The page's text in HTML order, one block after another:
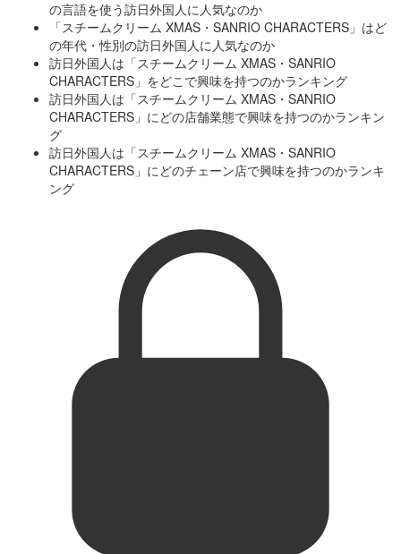
の言語を使う訪日外国人に人気なのか
「スチームクリーム XMAS・SANRIO CHARACTERS」はど
の年代・性別の訪日外国人に人気なのか
訪日外国人は「スチームクリーム XMAS・SANRIO
CHARACTERS」をどこで興味を持つのかランキング
訪日外国人は「スチームクリーム XMAS・SANRIO
CHARACTERS」にどの店舗業態で興味を持つのかランキン
グ
訪日外国人は「スチームクリーム XMAS・SANRIO
CHARACTERS」にどのチェーン店で興味を持つのかランキ
ング